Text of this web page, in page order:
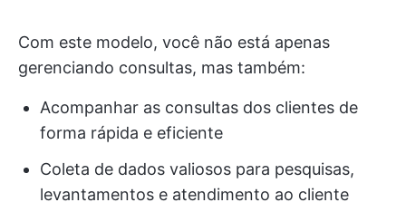
Com este modelo, você não está apenas
gerenciando consultas, mas também:
Acompanhar as consultas dos clientes de
forma rápida e eficiente
Coleta de dados valiosos para pesquisas,
levantamentos e atendimento ao cliente